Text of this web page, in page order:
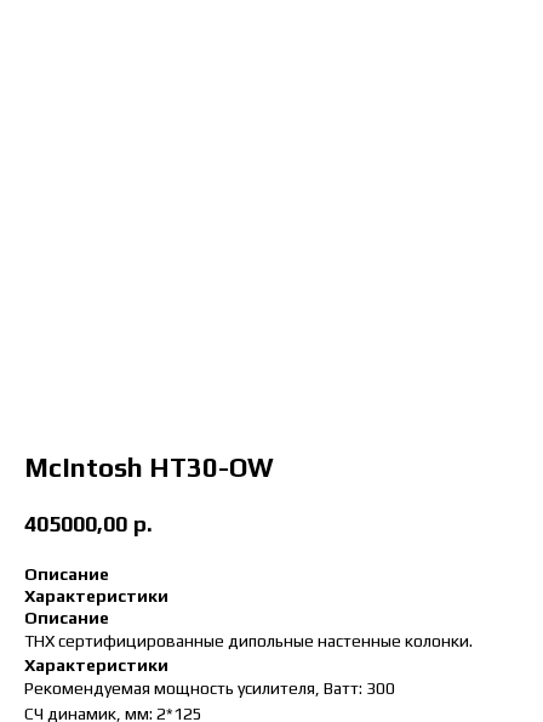
McIntosh HT30-OW
405000,00 р.
Описание
Характеристики
Описание
THX сертифицированные дипольные настенные колонки.
Характеристики
Рекомендуемая мощность усилителя, Ватт: 300
СЧ динамик, мм: 2*125